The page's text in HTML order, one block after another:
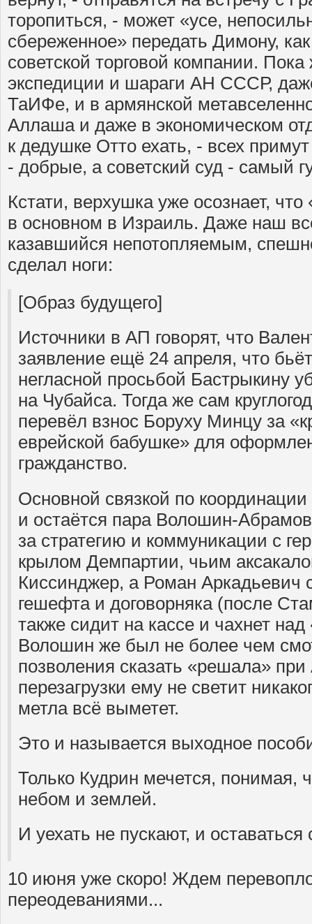
торопиться, - может «усе,
сбереженное» передать Димону,
советской торговой компании.
экспедиции и шараги АН СССР,
ТаИФе, и в армянской
Аллаша и даже в экономическом
к дедушке Отто ехать, - всех
- добрые, а советский суд - самый
Кстати, верхушка уже осознает,
в основном в Израиль. Даже наш
казавшийся непотопляемым,
сделал ноги:
[Образ будущего]
Источники в АП говорят, что
заявление ещё 24 апреля, что
негласной просьбой Бастрыкину
на Чубайса. Тогда же сам
перевёл взнос Боруху Минцу за
еврейской бабушке» для
гражданство.
Основной связкой по
и остаётся пара Волошин-
за стратегию и коммуникации с
крылом Демпартии, чьим
Киссинджер, а Роман Аркадьевич
гешефта и договорняка (после
также сидит на кассе и чахнет
Волошин же был не более чем
позволения сказать «решала»
перезагрузки ему не светит
метла всё выметет.
Это и называется выходное
Только Кудрин мечется, понимая,
небом и землей.
И уехать не пускают, и оставаться
10 июня уже скоро! Ждем
переодеваниями...